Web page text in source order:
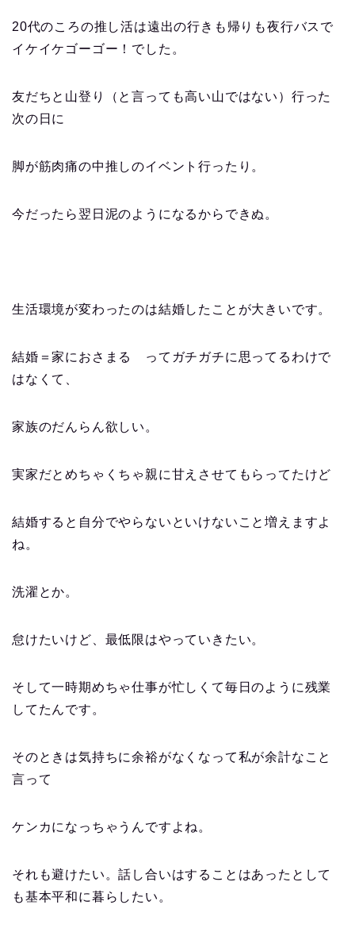
20代のころの推し活は遠出の行きも帰りも夜行バスで
イケイケゴーゴー！でした。
友だちと山登り（と言っても高い山ではない）行った
次の日に
脚が筋肉痛の中推しのイベント行ったり。
今だったら翌日泥のようになるからできぬ。
生活環境が変わったのは結婚したことが大きいです。
結婚＝家におさまる ってガチガチに思ってるわけで
はなくて、
家族のだんらん欲しい。
実家だとめちゃくちゃ親に甘えさせてもらってたけど
結婚すると自分でやらないといけないこと増えますよ
ね。
洗濯とか。
怠けたいけど、最低限はやっていきたい。
そして一時期めちゃ仕事が忙しくて毎日のように残業
してたんです。
そのときは気持ちに余裕がなくなって私が余計なこと
言って
ケンカになっちゃうんですよね。
それも避けたい。話し合いはすることはあったとして
も基本平和に暮らしたい。